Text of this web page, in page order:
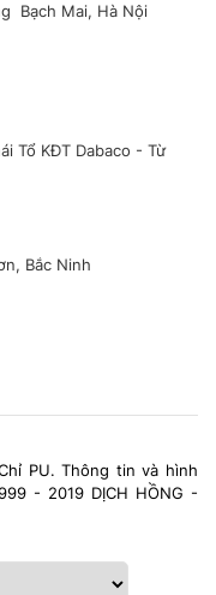
Bạch Mai, Hà Nội
Tổ KĐT Dabaco - Từ
Bắc Ninh
PU. Thông tin và hình
- 2019 DỊCH HỒNG -